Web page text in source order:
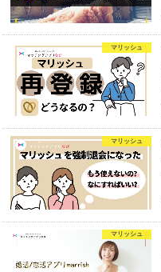
マリッシュ
マリッシュ
マリッシュ